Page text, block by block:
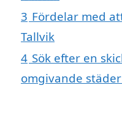
3 Fördelar med
Tallvik
4 Sök efter en
omgivande